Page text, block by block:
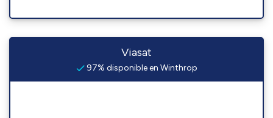
Viasat
97% disponible en Winthrop